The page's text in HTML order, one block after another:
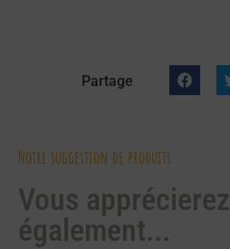
Partage
Notre suggestion de produits
Vous apprécierez
également...